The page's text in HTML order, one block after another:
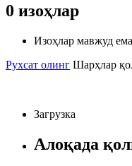
0 изоҳлар
Изоҳлар мавжуд
Рухсат олинг Шарҳлар
Загрузка
Алоқада